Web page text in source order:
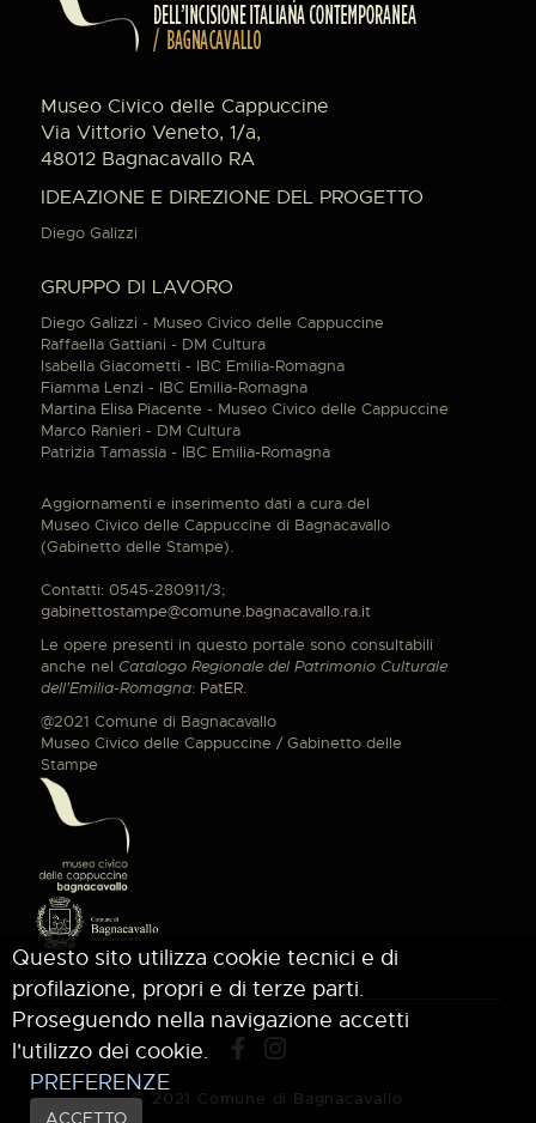
Museo Civico delle Cappuccine
Via Vittorio Veneto, 1/a,
48012 Bagnacavallo RA
IDEAZIONE E DIREZIONE DEL PROGETTO
Diego Galizzi
GRUPPO DI LAVORO
Diego Galizzi - Museo Civico delle Cappuccine
Raffaella Gattiani - DM Cultura
Isabella Giacometti - IBC Emilia-Romagna
Fiamma Lenzi - IBC Emilia-Romagna
Martina Elisa Piacente - Museo Civico delle Cappuccine
Marco Ranieri - DM Cultura
Patrizia Tamassia - IBC Emilia-Romagna
Aggiornamenti e inserimento dati a cura del
Museo Civico delle Cappuccine di Bagnacavallo
(Gabinetto delle Stampe).
Contatti: 0545-280911/3;
gabinettostampe@comune.bagnacavallo.ra.it
Le opere presenti in questo portale sono consultabili
anche nel Catalogo Regionale del Patrimonio Culturale
dell'Emilia-Romagna: PatER.
@2021 Comune di Bagnacavallo
Museo Civico delle Cappuccine / Gabinetto delle
Stampe
© 2021 Comune di Bagnacavallo
Questo sito utilizza cookie tecnici e di
profilazione, propri e di terze parti.
Proseguendo nella navigazione accetti
l'utilizzo dei cookie.
PREFERENZE
ACCETTO